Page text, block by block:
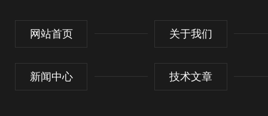
网站首页 关于我们
新闻中心 技术文章